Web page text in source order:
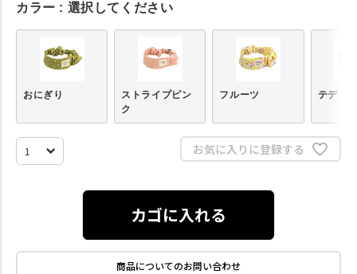
カラー 選択してください
おにぎり
ストライプピン
ク
フルーツ テディ
お気に入りに登録する
カゴに入れる
商品についてのお問い合わせ